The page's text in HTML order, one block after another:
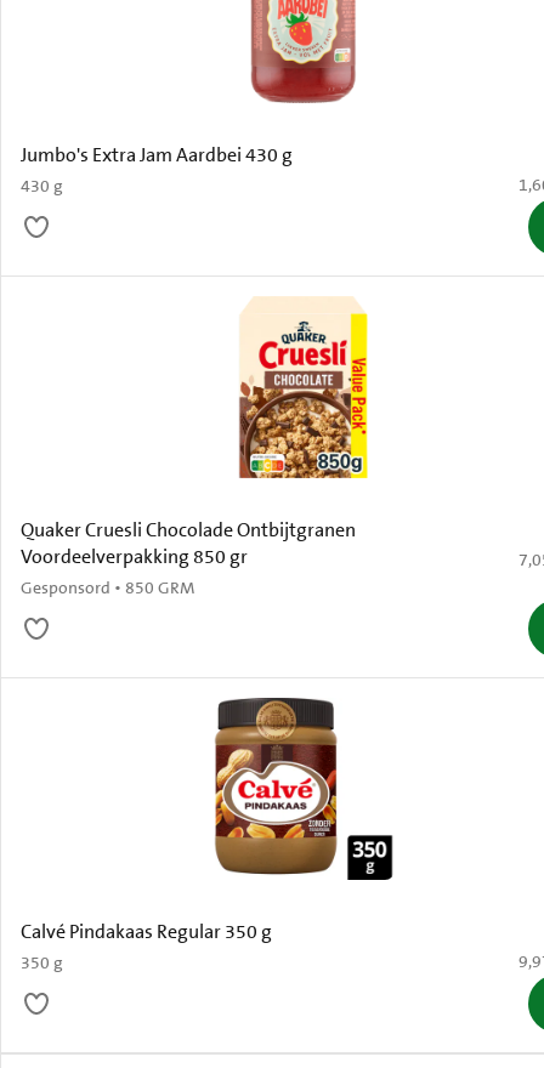
Jumbo's Extra Jam Aardbei 430 g
430 g €
Quaker Cruesli Chocolade Ontbijtgranen
Voordeelverpakking 850 gr
Gesponsord • 850 GRM
€
Calvé Pindakaas Regular 350 g
350 g €